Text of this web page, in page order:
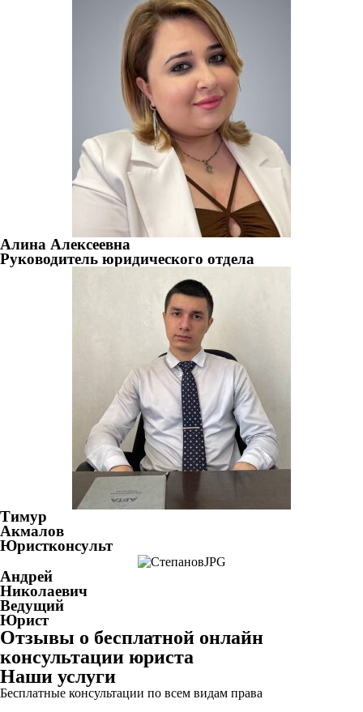
Алина Алексеевна
Руководитель юридического отдела
Тимур
Акмалов
Юристконсульт
Андрей
Николаевич
Ведущий
Юрист
Отзывы о бесплатной онлайн
консультации юриста
Наши услуги
Бесплатные консультации по всем видам права